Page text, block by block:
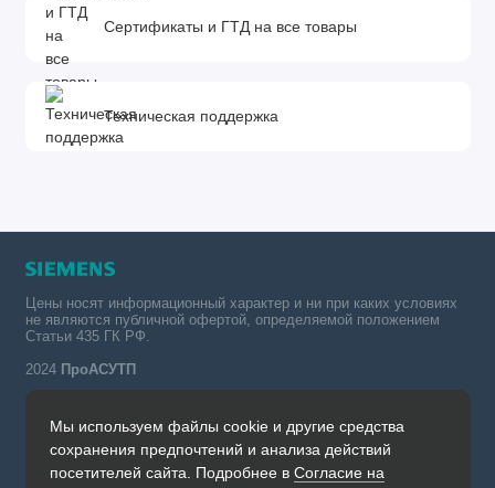
Сертификаты и ГТД на все товары
Техническая поддержка
Мы используем файлы cookie и другие средства
сохранения предпочтений и анализа действий
посетителей сайта. Подробнее в Согласие на
Цены носят информационный характер и ни при каких условиях
не являются публичной офертой, определяемой положением
Статьи 435 ГК РФ.
2024 ПроАСУТП
Simatic в России тел.:
+7 (342) 273-82-09